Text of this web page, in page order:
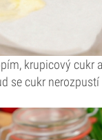
krupicový cukr
se cukr nerozpustí